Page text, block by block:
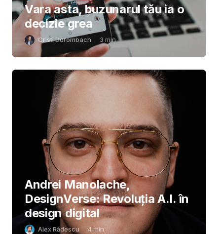
Vara asta, buzunarul tău ia o
decizie grea
Cristi Dorombach 3 min
Andrei Manolache,
DesignVerse: Revoluția A.I. în
design digital
Alex Rădescu 4 min